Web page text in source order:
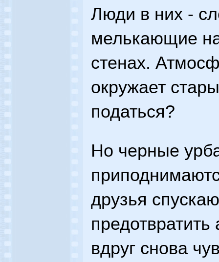
Люди в них -
мелькающие
стенах.
окружает
податься?
Но черные
друзья
вдруг снова